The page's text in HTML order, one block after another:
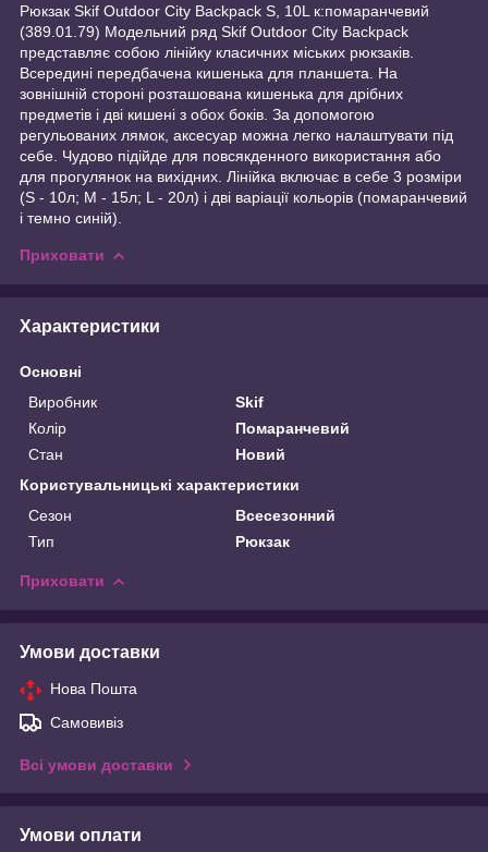
Рюкзак Skif Outdoor City Backpack S, 10L к:помаранчевий
(389.01.79) Модельний ряд Skif Outdoor City Backpack
представляє собою лінійку класичних міських рюкзаків.
Всередині передбачена кишенька для планшета. На
зовнішній стороні розташована кишенька для дрібних
предметів і дві кишені з обох боків. За допомогою
регульованих лямок, аксесуар можна легко налаштувати під
себе. Чудово підійде для повсякденного використання або
для прогулянок на вихідних. Лінійка включає в себе 3 розміри
(S - 10л; M - 15л; L - 20л) і дві варіації кольорів (помаранчевий
і темно синій).
Приховати
Характеристики
Основні
Виробник
Skif
Колір
Помаранчевий
Стан
Новий
Користувальницькі характеристики
Сезон
Всесезонний
Тип
Рюкзак
Приховати
Умови доставки
Нова Пошта
Самовивіз
Всі умови доставки
Умови оплати